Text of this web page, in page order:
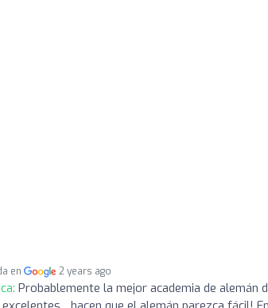
en 2 years ago
Probablemente la mejor academia de alemán